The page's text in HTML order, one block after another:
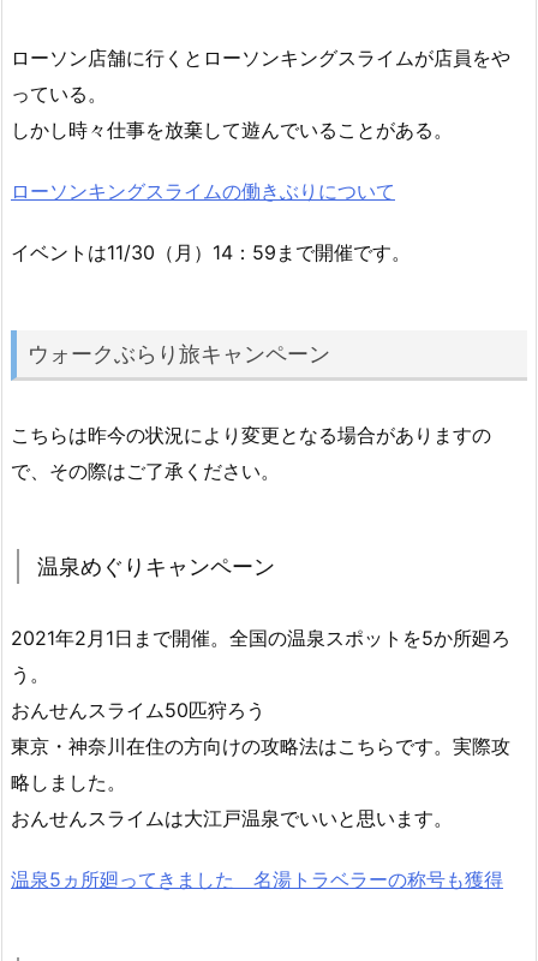
ローソン店舗に行くとローソンキングスライムが店員をや
っている。
しかし時々仕事を放棄して遊んでいることがある。
ローソンキングスライムの働きぶりについて
イベントは11/30（月）14：59まで開催です。
ウォークぶらり旅キャンペーン
こちらは昨今の状況により変更となる場合がありますの
で、その際はご了承ください。
温泉めぐりキャンペーン
2021年2月1日まで開催。全国の温泉スポットを5か所廻ろ
う。
おんせんスライム50匹狩ろう
東京・神奈川在住の方向けの攻略法はこちらです。実際攻
略しました。
おんせんスライムは大江戸温泉でいいと思います。
温泉5ヵ所廻ってきました 名湯トラベラーの称号も獲得